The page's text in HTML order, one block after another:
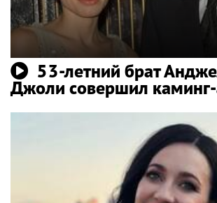
53-летний брат
Джоли совершил